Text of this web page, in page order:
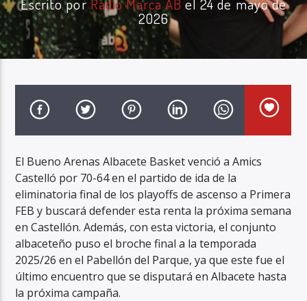
Radio Marca AB
Escrito por Radio Marca AB el 24 de mayo de
2026
El Bueno Arenas Albacete Basket venció a Amics
Castelló por 70-64 en el partido de ida de la
eliminatoria final de los playoffs de ascenso a Primera
FEB y buscará defender esta renta la próxima semana
en Castellón. Además, con esta victoria, el conjunto
albaceteño puso el broche final a la temporada
2025/26 en el Pabellón del Parque, ya que este fue el
último encuentro que se disputará en Albacete hasta
la próxima campaña.